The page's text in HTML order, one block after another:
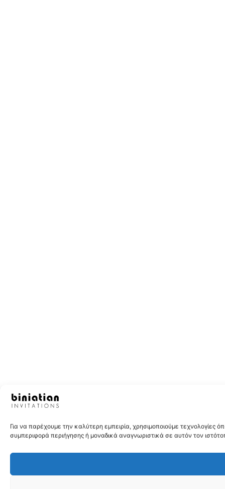
Για να παρέχουμε την καλύτερη εμπειρία, χρησιμοποιούμε
συμπεριφορά περιήγησης ή μοναδικά αναγνωριστικά σε αυτόν τον